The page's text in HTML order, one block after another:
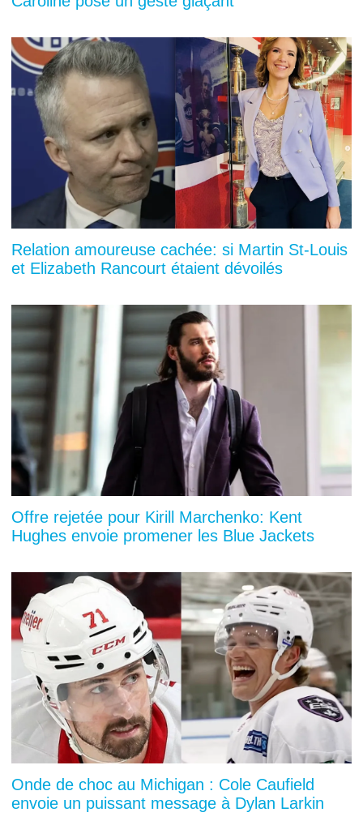
Relation amoureuse cachée: si Martin St-Louis
et Elizabeth Rancourt étaient dévoilés
Offre rejetée pour Kirill Marchenko: Kent
Hughes envoie promener les Blue Jackets
Onde de choc au Michigan : Cole Caufield
envoie un puissant message à Dylan Larkin